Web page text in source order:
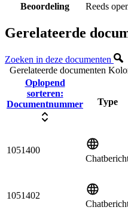
Beoordeling
Reeds
Gerelateerde
Zoeken in deze documenten
Gerelateerde documenten
Oplopend
sorteren:
Documentnummer
Type
1051400
1051402